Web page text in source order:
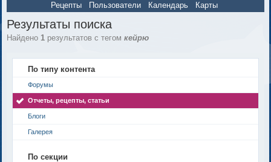
Рецепты
Пользователи Календарь Карты
Результаты поиска
Найдено 1 результатов с тегомкейрю
По типу контента
Форумы
Отчеты, рецепты, статьи
Блоги
Галерея
По секции